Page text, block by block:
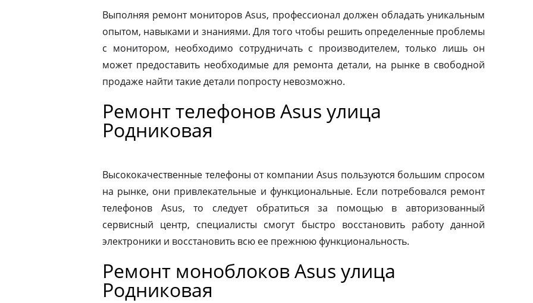
Выполняя ремонт мониторов Asus, профессионал должен обладать уникальным
опытом, навыками и знаниями. Для того чтобы решить определенные проблемы
с монитором, необходимо сотрудничать с производителем, только лишь он
может предоставить необходимые для ремонта детали, на рынке в свободной
продаже найти такие детали попросту невозможно.
Ремонт телефонов Asus улица
Родниковая
Высококачественные телефоны от компании Asus пользуются большим спросом
на рынке, они привлекательные и функциональные. Если потребовался ремонт
телефонов Asus, то следует обратиться за помощью в авторизованный
сервисный центр, специалисты смогут быстро восстановить работу данной
электроники и восстановить всю ее прежнюю функциональность.
Ремонт моноблоков Asus улица
Родниковая